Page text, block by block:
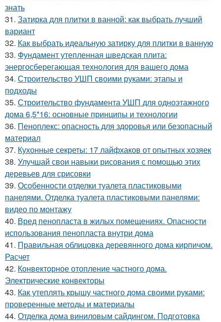
знать
31. Затирка для плитки в ванной: как выбрать лучший
вариант
32. Как выбрать идеальную затирку для плитки в ванную
33. Фундамент утепленная шведская плита:
энергосберегающая технология для вашего дома
34. Строительство УШП своими руками: этапы и
подходы
35. Строительство фундамента УШП для одноэтажного
дома 6,5*16: основные принципы и технологии
36. Пеноплекс: опасность для здоровья или безопасный
материал
37. Кухонные секреты: 17 лайфхаков от опытных хозяек
38. Улучшай свои навыки рисования с помощью этих
деревьев для срисовки
39. Особенности отделки туалета пластиковыми
панелями. Отделка туалета пластиковыми панелями:
видео по монтажу
40. Вред пенопласта в жилых помещениях. Опасности
использования пенопласта внутри дома
41. Правильная облицовка деревянного дома кирпичом.
Расчет
42. Конвекторное отопление частного дома.
Электрические конвекторы
43. Как утеплять крышу частного дома своими руками:
проверенные методы и материалы
44. Отделка дома виниловым сайдингом. Подготовка